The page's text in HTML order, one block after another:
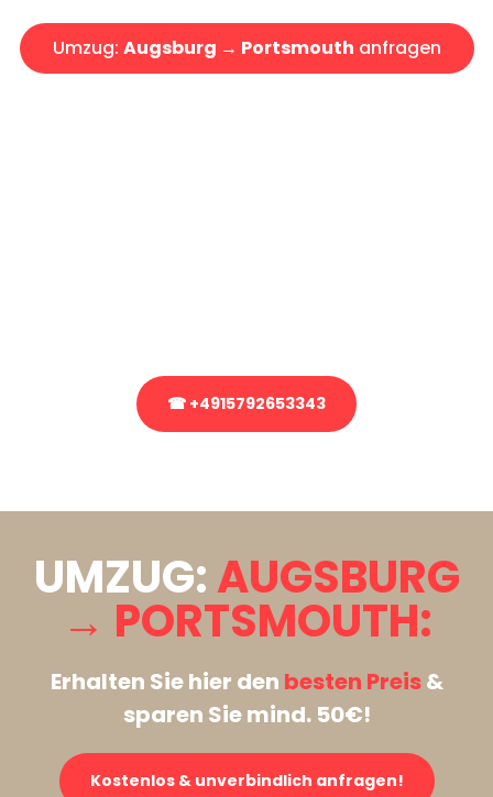
Umzug: Augsburg → Portsmouth anfragen
☎ +4915792653343
UMZUG:AUGSBURG
→ PORTSMOUTH:
Erhalten Sie hier den besten Preis&
sparen Sie mind. 50€!
Kostenlos & unverbindlich anfragen!